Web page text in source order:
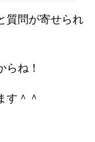
質問が寄せられ
らね！
す＾＾